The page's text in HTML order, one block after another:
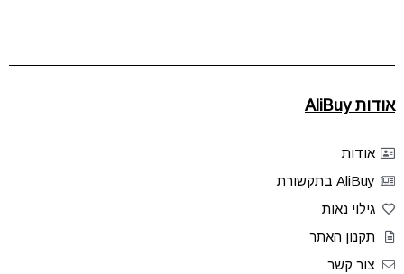
אודות AliBuy
אודות
AliBuy בתקשורת
גילוי נאות
תקנון האתר
צור קשר